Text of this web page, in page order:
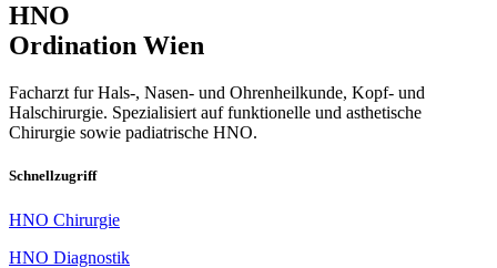
HNO
Ordination Wien
Facharzt fur Hals-, Nasen- und Ohrenheilkunde, Kopf- und
Halschirurgie. Spezialisiert auf funktionelle und asthetische
Chirurgie sowie padiatrische HNO.
Schnellzugriff
HNO Chirurgie
HNO Diagnostik